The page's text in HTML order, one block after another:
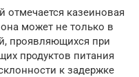
отмечается казеиновая
может не только в
проявляющихся при
продуктов питания
к задержке